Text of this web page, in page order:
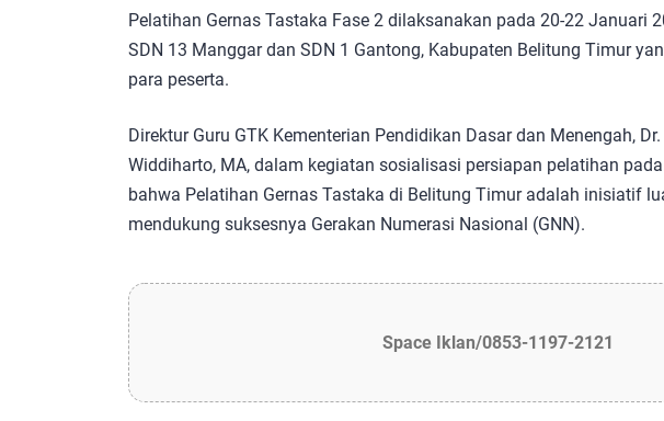
Pelatihan Gernas Tastaka Fase 2 dilaksanakan pada 20-22 Januari
SDN 13 Manggar dan SDN 1 Gantong, Kabupaten Belitung Timur
para peserta.
Direktur Guru GTK Kementerian Pendidikan Dasar dan Menengah,
Widdiharto, MA, dalam kegiatan sosialisasi persiapan pelatihan
bahwa Pelatihan Gernas Tastaka di Belitung Timur adalah inisiatif
mendukung suksesnya Gerakan Numerasi Nasional (GNN).
Space Iklan/0853-1197-2121